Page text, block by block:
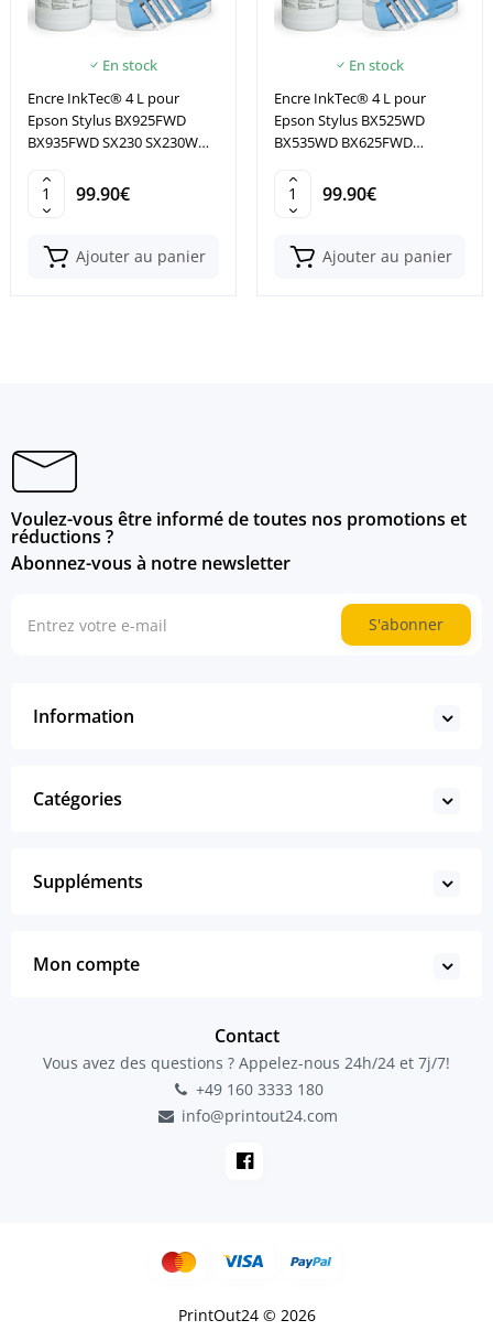
En stock
Encre InkTec® 4 L pour
Epson Stylus BX925FWD
BX935FWD SX230 SX230W
99.90€
Ajouter au panier
En stock
Encre InkTec® 4 L pour
Epson Stylus BX525WD
BX535WD BX625FWD
99.90€
Ajouter au panier
Voulez-vous être informé de toutes nos promotions et
réductions ?
Abonnez-vous à notre newsletter
S'abonner
Information
Catégories
Suppléments
Mon compte
Contact
Vous avez des questions ? Appelez-nous 24h/24 et 7j/7!
+49 160 3333 180
info@printout24.com
PrintOut24 © 2026